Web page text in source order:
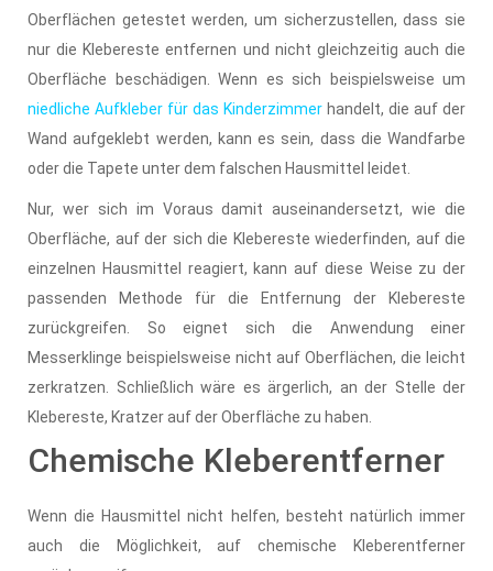
Oberflächen getestet werden, um sicherzustellen, dass sie
nur die Klebereste entfernen und nicht gleichzeitig auch die
Oberfläche beschädigen. Wenn es sich beispielsweise um
niedliche Aufkleber für das Kinderzimmer handelt, die auf der
Wand aufgeklebt werden, kann es sein, dass die Wandfarbe
oder die Tapete unter dem falschen Hausmittel leidet.
Nur, wer sich im Voraus damit auseinandersetzt, wie die
Oberfläche, auf der sich die Klebereste wiederfinden, auf die
einzelnen Hausmittel reagiert, kann auf diese Weise zu der
passenden Methode für die Entfernung der Klebereste
zurückgreifen. So eignet sich die Anwendung einer
Messerklinge beispielsweise nicht auf Oberflächen, die leicht
zerkratzen. Schließlich wäre es ärgerlich, an der Stelle der
Klebereste, Kratzer auf der Oberfläche zu haben.
Chemische Kleberentferner
Wenn die Hausmittel nicht helfen, besteht natürlich immer
auch die Möglichkeit, auf chemische Kleberentferner